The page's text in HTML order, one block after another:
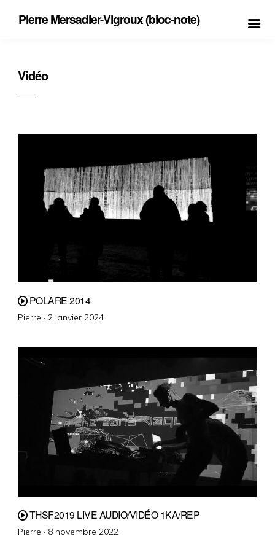
Pierre Mersadier-Vigroux (bloc-note)
Vidéo
POLARE 2014
Pierre · Posted
2 janvier 2024
THSF2019 LIVE AUDIO/VIDÉO 1KA/REP
Pierre · Posted
8 novembre 2022